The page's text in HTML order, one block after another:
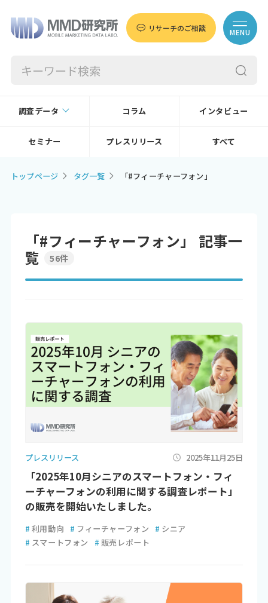
リサーチのご相談 MENU
調査データ コラム インタビュー
セミナー プレスリリース すべて
トップページ タグ一覧 「#フィーチャーフォン」
「#フィーチャーフォン」 記事一
覧
56件
プレスリリース 2025年11月25日
「2025年10月シニアのスマートフォン・フィ
ーチャーフォンの利用に関する調査レポート」
の販売を開始いたしました。
# 利用動向 # フィーチャーフォン # シニア
# スマートフォン # 販売レポート